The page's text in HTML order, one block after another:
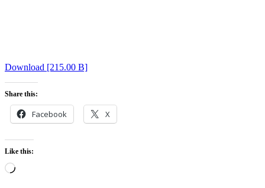
Download [215.00 B]
Share this:
Facebook X
Like this:
Loading…